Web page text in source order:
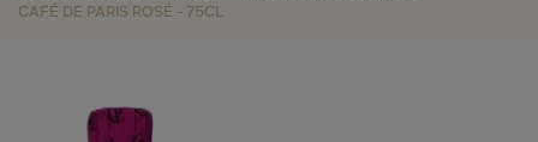
CAFÉ DE PARIS ROSÉ - 75CL